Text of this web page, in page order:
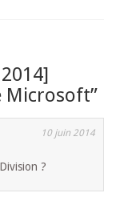
Microsoft”
10 juin 2014
?